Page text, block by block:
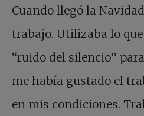
Cuando llegó la
trabajo. Utilizaba lo
“ruido del silencio”
me había gustado el
en mis condiciones.